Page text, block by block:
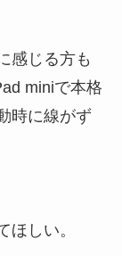
感じる方も
miniで本格
時に線がず
ほしい。